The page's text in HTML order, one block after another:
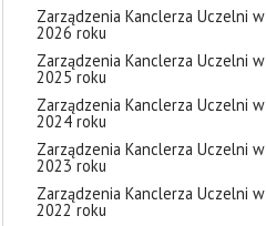
Zarządzenia Kanclerza Uczelni w
2026 roku
Zarządzenia Kanclerza Uczelni w
2025 roku
Zarządzenia Kanclerza Uczelni w
2024 roku
Zarządzenia Kanclerza Uczelni w
2023 roku
Zarządzenia Kanclerza Uczelni w
2022 roku